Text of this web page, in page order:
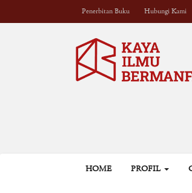
Penerbitan Buku Hubungi Kami
HOME PROFIL